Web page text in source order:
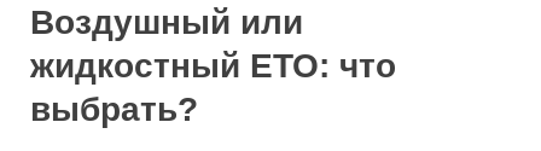
Воздушный или
жидкостный ЕТО: что
выбрать?